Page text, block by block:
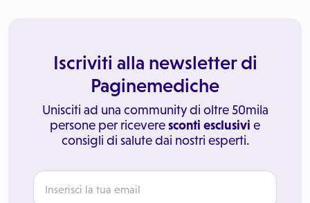
Iscriviti alla newsletter di
Paginemediche
Unisciti ad una community di oltre 50mila
persone per riceveresconti esclusivi e
consigli di salute dai nostri esperti.